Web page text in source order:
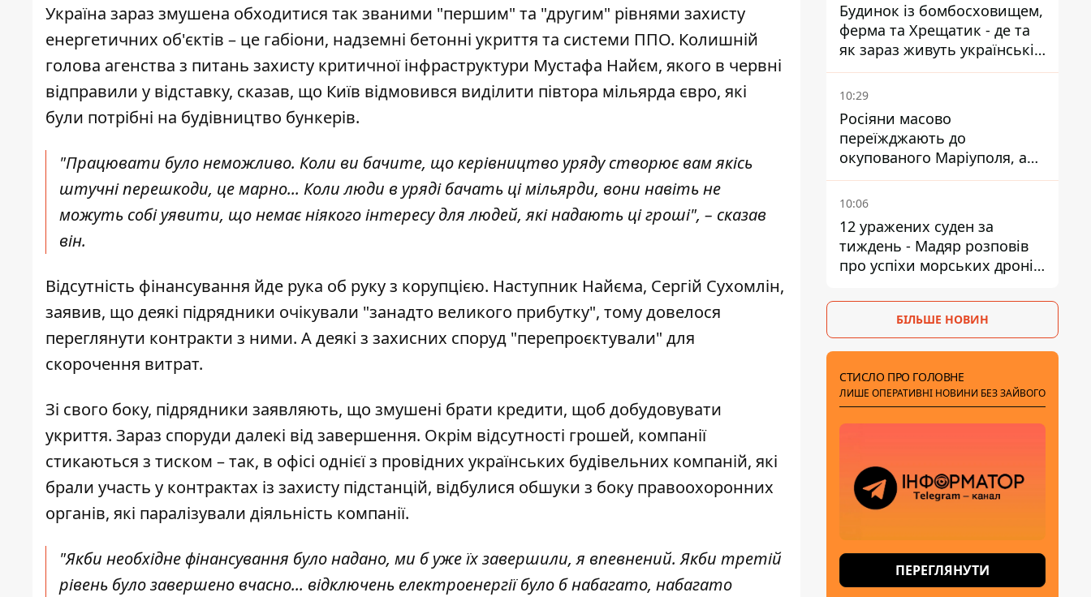
Україна зараз змушена обходитися так званими "першим" та "другим" рівнями захисту
енергетичних об'єктів – це габіони, надземні бетонні укриття та системи ППО. Колишній
голова агенства з питань захисту критичної інфраструктури Мустафа Найєм, якого в червні
відправили у відставку, сказав, що Київ відмовився виділити півтора мільярда євро, які
були потрібні на будівництво бункерів.
"Працювати було неможливо. Коли ви бачите, що керівництво уряду створює вам якісь
штучні перешкоди, це марно... Коли люди в уряді бачать ці мільярди, вони навіть не
можуть собі уявити, що немає ніякого інтересу для людей, які надають ці гроші", – сказав
він.
Відсутність фінансування йде рука об руку з корупцією. Наступник Найєма, Сергій Сухомлін,
заявив, що деякі підрядники очікували "занадто великого прибутку", тому довелося
переглянути контракти з ними. А деякі з захисних споруд "перепроєктували" для
скорочення витрат.
Зі свого боку, підрядники заявляють, що змушені брати кредити, щоб добудовувати
укриття. Зараз споруди далекі від завершення. Окрім відсутності грошей, компанії
стикаються з тиском – так, в офісі однієї з провідних українських будівельних компаній, які
брали участь у контрактах із захисту підстанцій, відбулися обшуки з боку правоохоронних
органів, які паралізували діяльність компанії.
"Якби необхідне фінансування було надано, ми б уже їх завершили, я впевнений. Якби третій
рівень було завершено вчасно... відключень електроенергії було б набагато, набагато
Будинок із бомбосховищем,
ферма та Хрещатик - де та
як зараз живуть українські
знаменитості
10:29
Росіяни масово
переїжджають до
окупованого Маріуполя, а
місцевих залишають без
житла
10:06
12 уражених суден за
тиждень - Мадяр розповів
про успіхи морських дронів
морях
БІЛЬШЕ НОВИН
СТИСЛО ПРО ГОЛОВНЕ
ЛИШЕ ОПЕРАТИВНІ НОВИНИ БЕЗ ЗАЙВОГО
ПЕРЕГЛЯНУТИ